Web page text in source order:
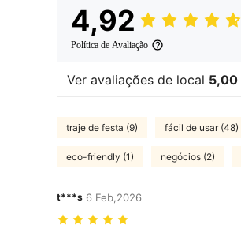
4,92
Política de Avaliação
Ver avaliações de local 5,00
traje de festa (9) fácil de usar (48)
eco-friendly (1) negócios (2)
t***s 6 Feb,2026